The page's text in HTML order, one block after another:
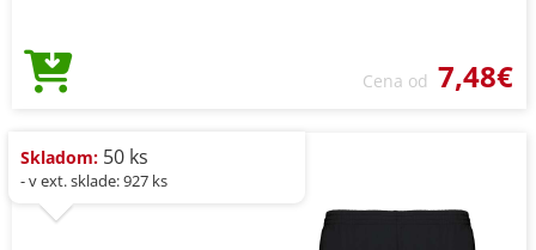
Cena od 7,48€
Skladom: 50 ks
- v ext. sklade: 927 ks